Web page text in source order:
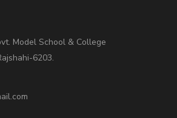
Model School & College
6203.